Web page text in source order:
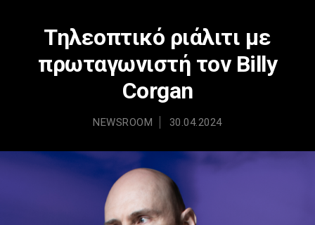
Τηλεοπτικό ριάλιτι με
πρωταγωνιστή τoν Billy
Corgan
NEWSROOM 30.04.2024